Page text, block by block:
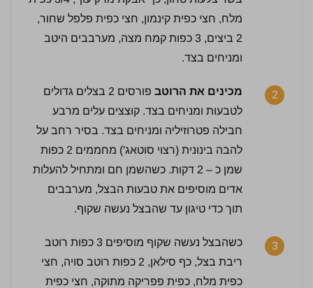
מלח, חצי כפית קינמון, חצי כפית פלפל שחור,
2 ביצים, 3 כפות קמח מצה, מערבבים היטב
ומניחים בצד.
2 מכינים את הרוטב
פורסים 2 בצלים גדולים
לטבעות ומניחים בצד. קוצצים עלים מרבע
חבילה פטרוזיליה ומניחים בצד. בסיר רחב על
להבה בינונית (רצוי סוטאג') מחממים 2 כפות
שמן כ – 2 דקות. כשהשמן חם ומתחיל להעלות
אדים מוסיפים את טבעות הבצל, מערבבים
תוך כדי טיגון עד שהבצל נעשה שקוף.
3
כשהבצל נעשה שקוף מוסיפים 3 כפות רוטב
ריבת בצל, כף סילאן, 2 כפות רוטב סויה, חצי
כפית מלח, כפית פפריקה מתוקה, חצי כפית
3.5 / 5 | 2 מדרגים
לחץ כדי לדרג: